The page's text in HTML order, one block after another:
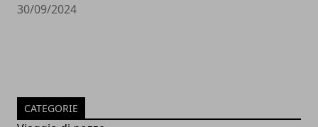
30/09/2024
CATEGORIE